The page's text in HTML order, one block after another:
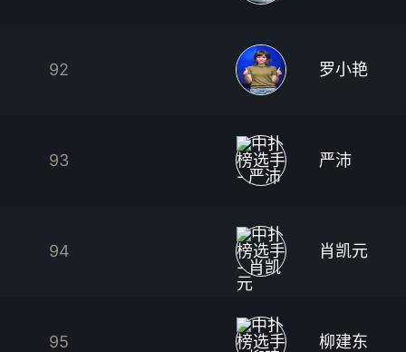
92 罗小艳
93 严沛
94 肖凯元
95 柳建东